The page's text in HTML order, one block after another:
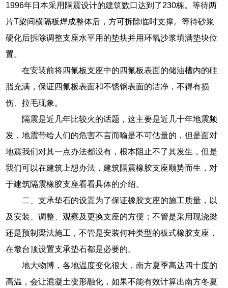
1996年日本采用隔震设计的建筑数口达到了230栋。等待两
片T梁间横隔板焊成整体后，方可拆除临时支撑。等待砂浆
硬化后拆除调整支座水平用的垫块并用环氧沙浆填满垫块位
置。
在安装前将四氟板支座中的四氟板表面的储油槽内的硅
脂充满，保证四氟板表面和不锈钢表面的洁净，不得有损
伤、拉毛现象。
隔震是近几年比较火的话题，这主要是近几十年地震频
发，地震带给人们的危害不言而喻是不可估量的，但是面对
地震我们对其一点办法都没有，根本阻止不了其发生，但是
我们可以在建筑上想办法，建筑隔震橡胶支座顺势而生，对
于建筑隔震橡胶支座看看具体的介绍。
二、支承垫石的设置为了保证橡胶支座的施工质量，以
及安装、调整、观察及更换支座的方便；不管是采用现浇梁
还是预制梁法施工，不管是安装何种类型的板式橡胶支座，
在墩台顶设置支承垫石都是必要的。
地大物博，各地温度变化很大，南方夏季高达四十度的
高温，会让混凝土变形融化，如果不能有效计算出南方冬夏